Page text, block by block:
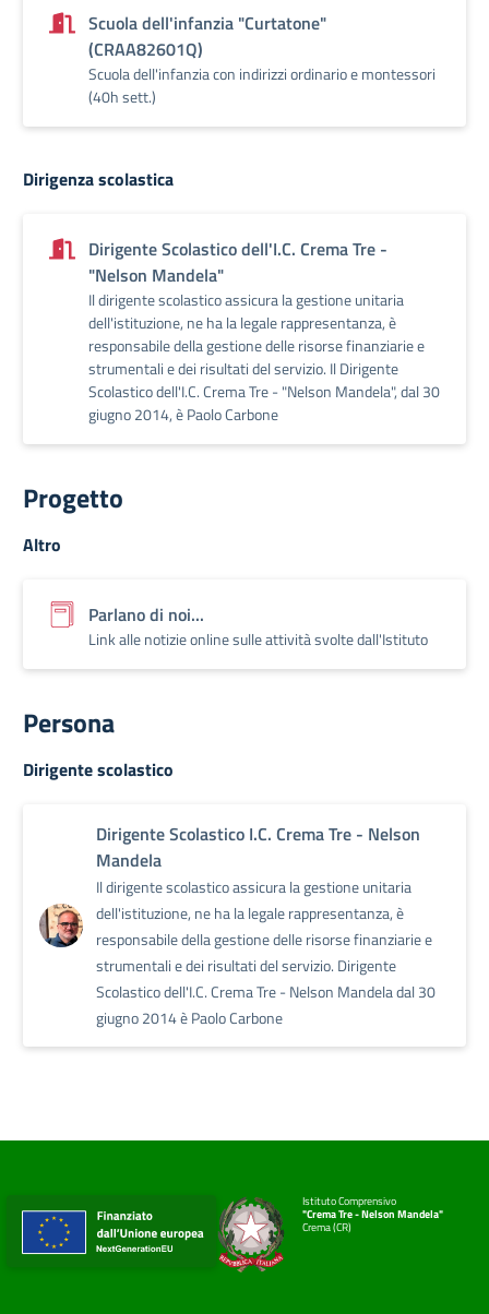
Scuola dell'infanzia "Curtatone"
(CRAA82601Q)
Scuola dell'infanzia con indirizzi ordinario e montessori
(40h sett.)
Dirigenza scolastica
Dirigente Scolastico dell'I.C. Crema Tre -
"Nelson Mandela"
Il dirigente scolastico assicura la gestione unitaria
dell'istituzione, ne ha la legale rappresentanza, è
responsabile della gestione delle risorse finanziarie e
strumentali e dei risultati del servizio. Il Dirigente
Scolastico dell'I.C. Crema Tre - "Nelson Mandela", dal 30
giugno 2014, è Paolo Carbone
Progetto
Altro
Parlano di noi...
Link alle notizie online sulle attività svolte dall'Istituto
Persona
Dirigente scolastico
Dirigente Scolastico I.C. Crema Tre - Nelson
Mandela
Il dirigente scolastico assicura la gestione unitaria
dell'istituzione, ne ha la legale rappresentanza, è
responsabile della gestione delle risorse finanziarie e
strumentali e dei risultati del servizio. Dirigente
Scolastico dell'I.C. Crema Tre - Nelson Mandela dal 30
giugno 2014 è Paolo Carbone
Istituto Comprensivo
"Crema Tre - Nelson Mandela"
Crema (CR)